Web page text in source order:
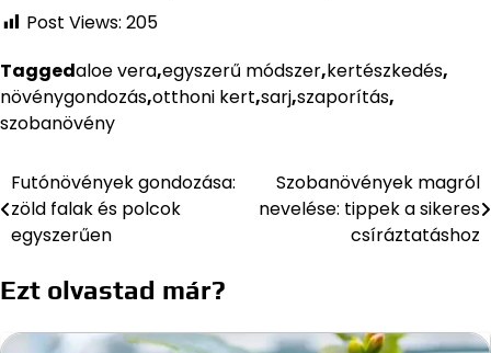
Post Views: 205
Taggedaloe vera,egyszerű módszer,kertészkedés,
növénygondozás,otthoni kert,sarj,szaporítás,
szobanövény
Bejegyzés
navigáció
Futónövények gondozása:
zöld falak és polcok
egyszerűen
Szobanövények magról
nevelése: tippek a sikeres
csíráztatáshoz
Ezt olvastad már?